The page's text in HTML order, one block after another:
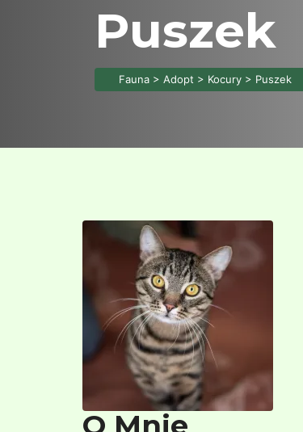
Puszek
Fauna > Adopt > Kocury > Puszek
O Mnie